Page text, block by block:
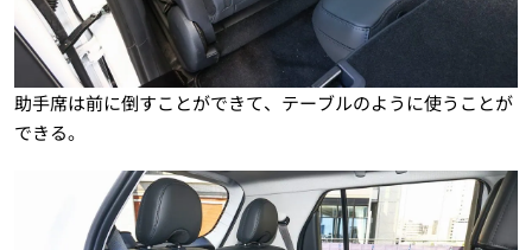
助手席は前に倒すことができて、テーブルのように使うことが
できる。